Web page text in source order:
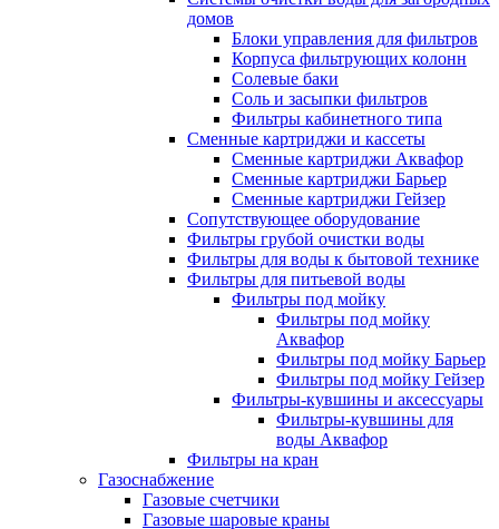
домов
Блоки управления для фильтров
Корпуса фильтрующих колонн
Солевые баки
Соль и засыпки фильтров
Фильтры кабинетного типа
Сменные картриджи и кассеты
Сменные картриджи Аквафор
Сменные картриджи Барьер
Сменные картриджи Гейзер
Сопутствующее оборудование
Фильтры грубой очистки воды
Фильтры для воды к бытовой технике
Фильтры для питьевой воды
Фильтры под мойку
Фильтры под мойку
Аквафор
Фильтры под мойку Барьер
Фильтры под мойку Гейзер
Фильтры-кувшины и аксессуары
Фильтры-кувшины для
воды Аквафор
Фильтры на кран
Газоснабжение
Газовые счетчики
Газовые шаровые краны